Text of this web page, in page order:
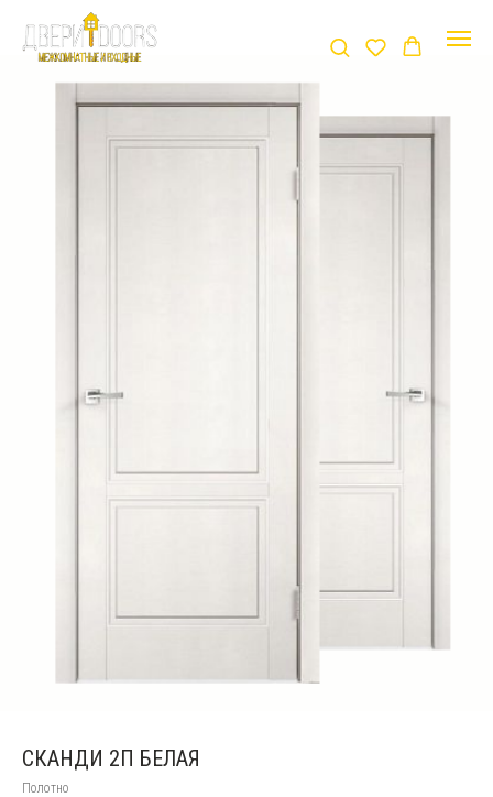
СКАНДИ 2П БЕЛАЯ
Полотно